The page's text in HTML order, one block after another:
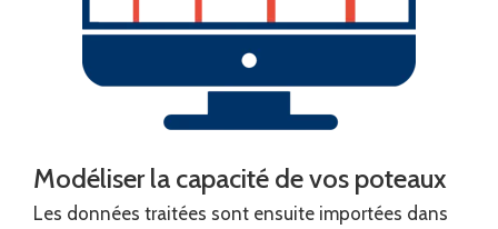
Modéliser la capacité de vos poteaux
Les données traitées sont ensuite importées dans